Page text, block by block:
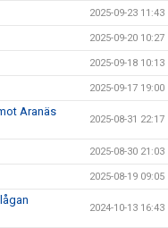
2025-09-23 11:43
2025-09-20 10:27
2025-09-18 10:13
2025-09-17 19:00
Aranäs
2025-08-31 22:17
2025-08-30 21:03
2025-08-19 09:05
2024-10-13 16:43